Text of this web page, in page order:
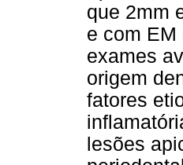
que 2mm
e com EM
exames
origem
fatores
lesões